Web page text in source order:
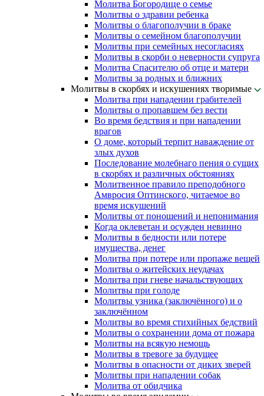
Молитва Богородице о семье
Молитвы о здравии ребенка
Молитвы о благополучии в браке
Молитвы о семейном благополучии
Молитвы при семейных несогласиях
Молитвы в скорби о неверности супруга
Молитва Спасителю об отце и матери
Молитвы за родных и ближних
Молитвы в скорбях и искушениях творимые
Молитва при нападении грабителей
Молитвы о пропавшем без вести
Во время бедствия и при нападении
врагов
О доме, который терпит наваждение от
злых духов
Последование молебнаго пения о сущих
в скорбях и различных обстояниях
Молитвенное правило преподобного
Амвросия Оптинского, читаемое во
время искушений
Молитвы от поношений и непонимания
Когда оклеветан и осужден невинно
Молитвы в бедности или потере
имущества, денег
Молитва при потере или пропаже вещей
Молитвы о житейских неудачах
Молитва при гневе начальствующих
Молитвы при голоде
Молитвы узника (заключённого) и о
заключённом
Молитвы во время стихийных бедствий
Молитвы о сохранении дома от пожара
Молитвы на всякую немощь
Молитвы в тревоге за будущее
Молитвы в опасности от диких зверей
Молитвы при нападении собак
Молитва от обидчика